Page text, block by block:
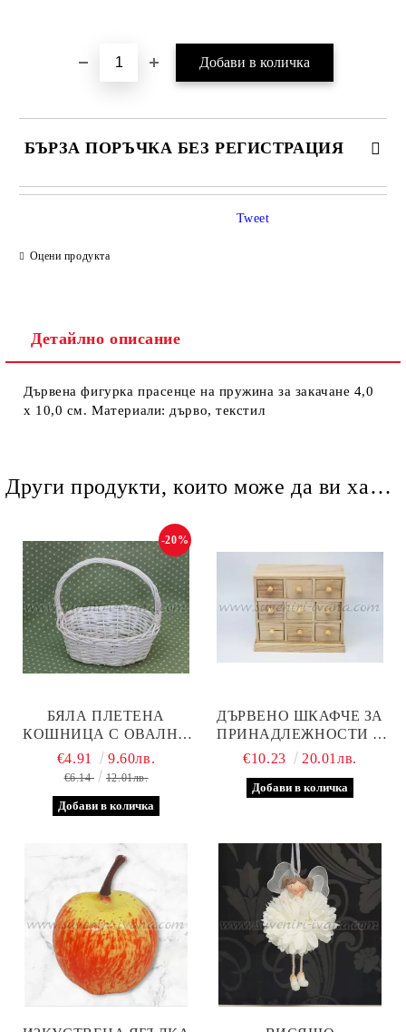
БЪРЗА ПОРЪЧКА БЕЗ РЕГИСТРАЦИЯ
Оцени продукта
Tweet
Детайлно описание
Дървена фигурка прасенце на пружина за закачане 4,0
х 10,0 см. Материали: дърво, текстил
Други продукти, които може да ви харесат
БЯЛА ПЛЕТЕНА
КОШНИЦА С ОВАЛНА
ФОРМА 28,0 Х 20,0 Х 26,0
СМ
-20%
€4.91 9.60лв.
€6.14 12.01лв.
ДЪРВЕНО ШКАФЧЕ ЗА
ПРИНАДЛЕЖНОСТИ С
ДЕВЕТ ЧЕКМЕДЖЕТА
€10.23 20.01лв.